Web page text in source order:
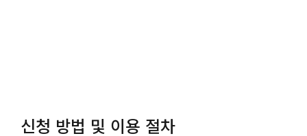
신청 방법 및 이용 절차